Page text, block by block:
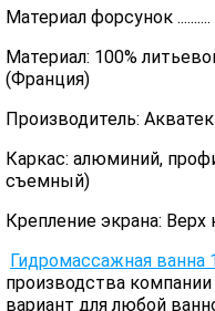
Материал форсунок
Материал: 100%
(Франция)
Производитель:
Каркас: алюминий,
съемный)
Крепление экрана: Верх
Гидромассажная ванна
производства
вариант для любой